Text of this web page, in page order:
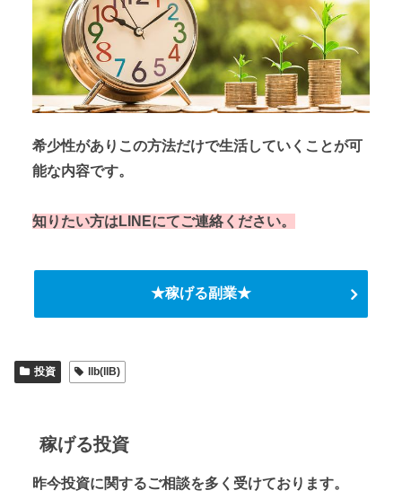
希少性がありこの方法だけで生活していくことが可
能な内容です。
知りたい方はLINEにてご連絡ください。
★稼げる副業★
投資 llb(llB)
稼げる投資
昨今投資に関するご相談を多く受けております。